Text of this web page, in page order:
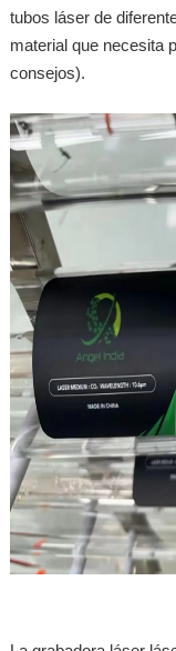
tubos láser de
material que necesita
consejos).